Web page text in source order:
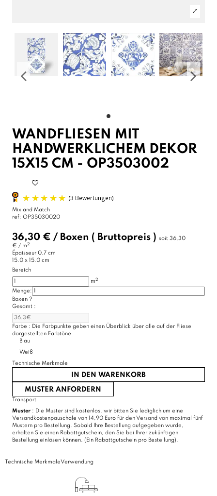
WANDFLIESEN MIT
HANDWERKLICHEM DEKOR
15X15 CM - OP3503002
(3 Bewertungen)
Mix and Match
ref: OP35030020
36,30 € / Boxen ( Bruttopreis ) soit 36,30
€ / m2
Épaisseur 0.7 cm
15.0 x 15.0 cm
Bereich
m2
Menge:
Boxen ?
Gesamt :
Farbe : Die Farbpunkte geben einen Überblick über alle auf der Fliese
dargestellten Farbtöne
Blau
Weiß
Technische Merkmale
IN DEN WARENKORB
MUSTER ANFORDERN
Transport
Muster : Die Muster sind kostenlos, wir bitten Sie lediglich um eine
Versandkostenpauschale von 14,90 Euro für den Versand von maximal fünf
Mustern pro Bestellung. Sobald Ihre Bestellung aufgegeben wurde,
erhalten Sie einen Rabattgutschein, den Sie bei Ihrer zukünftigen
Bestellung einlösen können. (Ein Rabattgutschein pro Bestellung).
Technische MerkmaleVerwendung